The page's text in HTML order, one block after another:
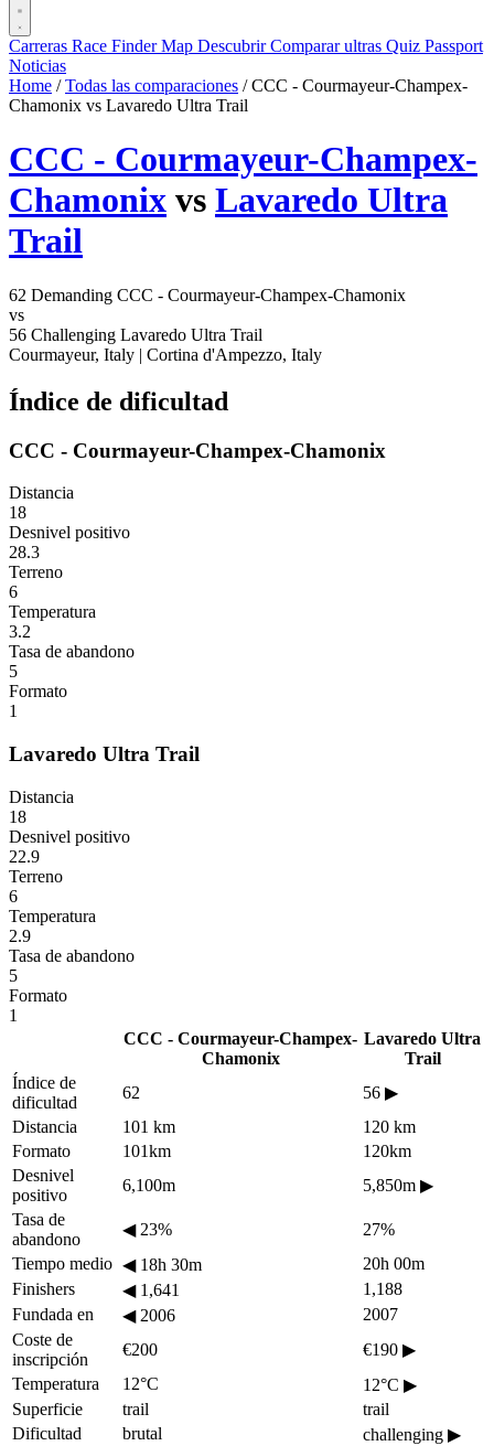
Carreras Race FinderMap DescubrirComparar ultras Quiz Passport
Noticias
Home / Todas las comparaciones / CCC - Courmayeur-Champex-
Chamonix vs Lavaredo Ultra Trail
CCC - Courmayeur-Champex-
Chamonix vs Lavaredo Ultra
Trail
62 Demanding CCC - Courmayeur-Champex-Chamonix
vs
56 Challenging Lavaredo Ultra Trail
Courmayeur, Italy | Cortina d'Ampezzo, Italy
Índice de dificultad
CCC - Courmayeur-Champex-Chamonix
Distancia
18
Desnivel positivo
28.3
Terreno
6
Temperatura
3.2
Tasa de abandono
5
Formato
1
Lavaredo Ultra Trail
Distancia
18
Desnivel positivo
22.9
Terreno
6
Temperatura
2.9
Tasa de abandono
5
Formato
1
CCC - Courmayeur-Champex-
Chamonix
Lavaredo Ultra
Trail
Índice de
dificultad
62 56 ▶
Distancia
101 km
120 km
Formato
101km
120km
Desnivel
positivo
6,100m 5,850m ▶
Tasa de
abandono
◀23%
27%
Tiempo medio ◀18h 30m
20h 00m
Finishers
◀1,641
1,188
Fundada en
◀2006
2007
Coste de
inscripción
€200 €190 ▶
Temperatura
12°C 12°C ▶
Superficie
trail
trail
Dificultad
brutal challenging ▶